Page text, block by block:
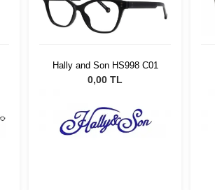
Hally and Son HS998 C01
0,00 TL